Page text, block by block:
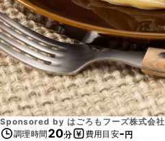
Sponsored by はごろもフーズ株式会社
調理時間 20分 費用目安-円